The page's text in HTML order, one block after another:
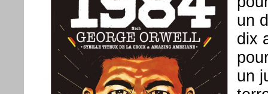
un
dix
un